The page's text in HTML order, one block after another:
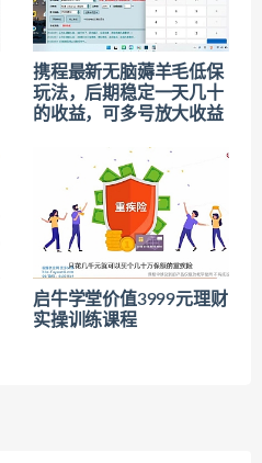
携程最新无脑薅羊毛低保
玩法，后期稳定一天几十
的收益，可多号放大收益
启牛学堂价值3999元理财
实操训练课程